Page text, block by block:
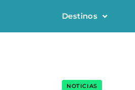
Destinos
NOTICIAS